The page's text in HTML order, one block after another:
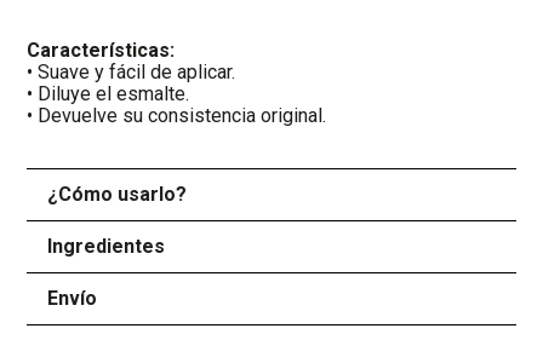
Características:
• Suave y fácil de aplicar.
• Diluye el esmalte.
• Devuelve su consistencia original.
¿Cómo usarlo?
Ingredientes
Envío